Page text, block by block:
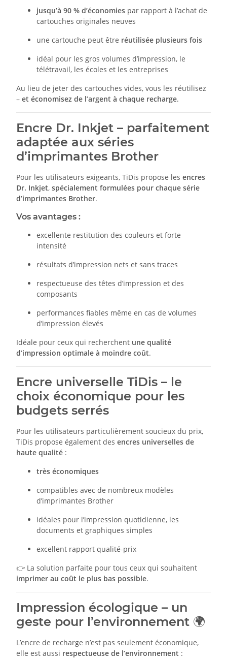
jusqu’à 90 % d’économies par rapport à l’achat de
cartouches originales neuves
une cartouche peut être réutilisée plusieurs fois
idéal pour les gros volumes d’impression, le
télétravail, les écoles et les entreprises
Au lieu de jeter des cartouches vides, vous les réutilisez
– et économisez de l’argent à chaque recharge.
Encre Dr. Inkjet – parfaitement
adaptée aux séries
d’imprimantes Brother
Pour les utilisateurs exigeants, TiDis propose les encres
Dr. Inkjet, spécialement formulées pour chaque série
d’imprimantes Brother.
Vos avantages :
excellente restitution des couleurs et forte
intensité
résultats d’impression nets et sans traces
respectueuse des têtes d’impression et des
composants
performances fiables même en cas de volumes
d’impression élevés
Idéale pour ceux qui recherchent une qualité
d’impression optimale à moindre coût.
Encre universelle TiDis – le
choix économique pour les
budgets serrés
Pour les utilisateurs particulièrement soucieux du prix,
TiDis propose également des encres universelles de
haute qualité :
très économiques
compatibles avec de nombreux modèles
d’imprimantes Brother
idéales pour l’impression quotidienne, les
documents et graphiques simples
excellent rapport qualité-prix
👉 La solution parfaite pour tous ceux qui souhaitent
imprimer au coût le plus bas possible.
Impression écologique – un
geste pour l’environnement 🌍
L’encre de recharge n’est pas seulement économique,
elle est aussi respectueuse de l’environnement :